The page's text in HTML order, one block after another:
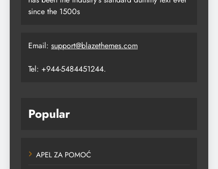
since the 1500s
Email: support@blazethemes.com
Tel: +944-5484451244.
Popular
APEL ZA POMOĆ